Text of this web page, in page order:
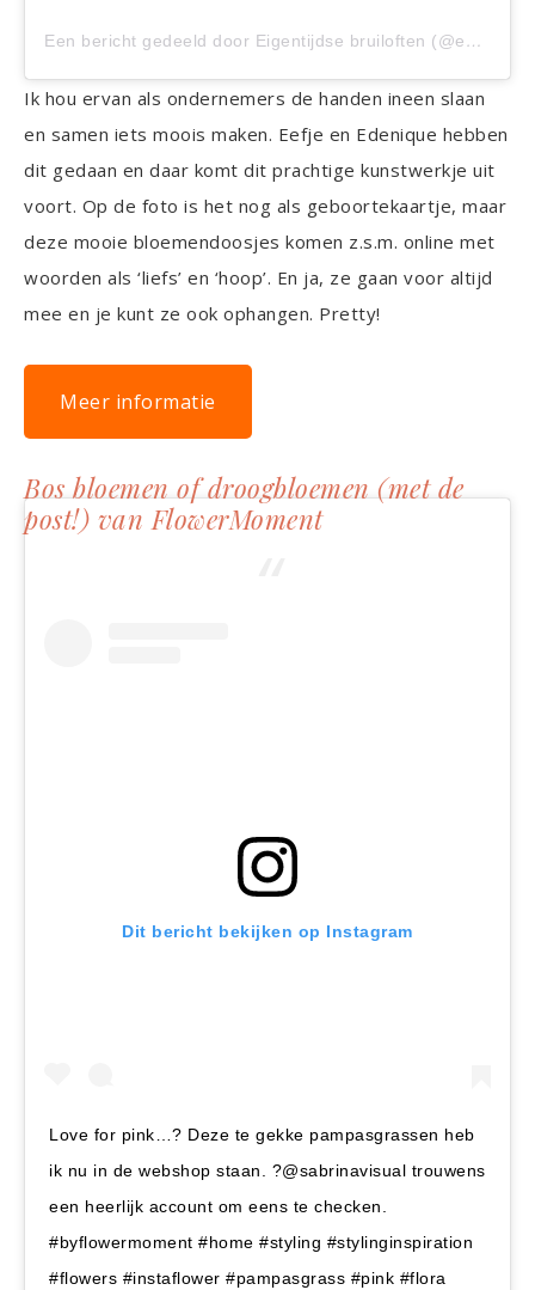
Een bericht gedeeld door Eigentijdse bruiloften (@edeniquefloraldesign)
Ik hou ervan als ondernemers de handen ineen slaan
en samen iets moois maken. Eefje en Edenique hebben
dit gedaan en daar komt dit prachtige kunstwerkje uit
voort. Op de foto is het nog als geboortekaartje, maar
deze mooie bloemendoosjes komen z.s.m. online met
woorden als ‘liefs’ en ‘hoop’. En ja, ze gaan voor altijd
mee en je kunt ze ook ophangen. Pretty!
Meer informatie
Bos bloemen of droogbloemen (met de
post!) van FlowerMoment
Dit bericht bekijken op Instagram
Love for pink…? Deze te gekke pampasgrassen heb
ik nu in de webshop staan. ?@sabrinavisual trouwens
een heerlijk account om eens te checken.
#byflowermoment #home #styling #stylinginspiration
#flowers #instaflower #pampasgrass #pink #flora